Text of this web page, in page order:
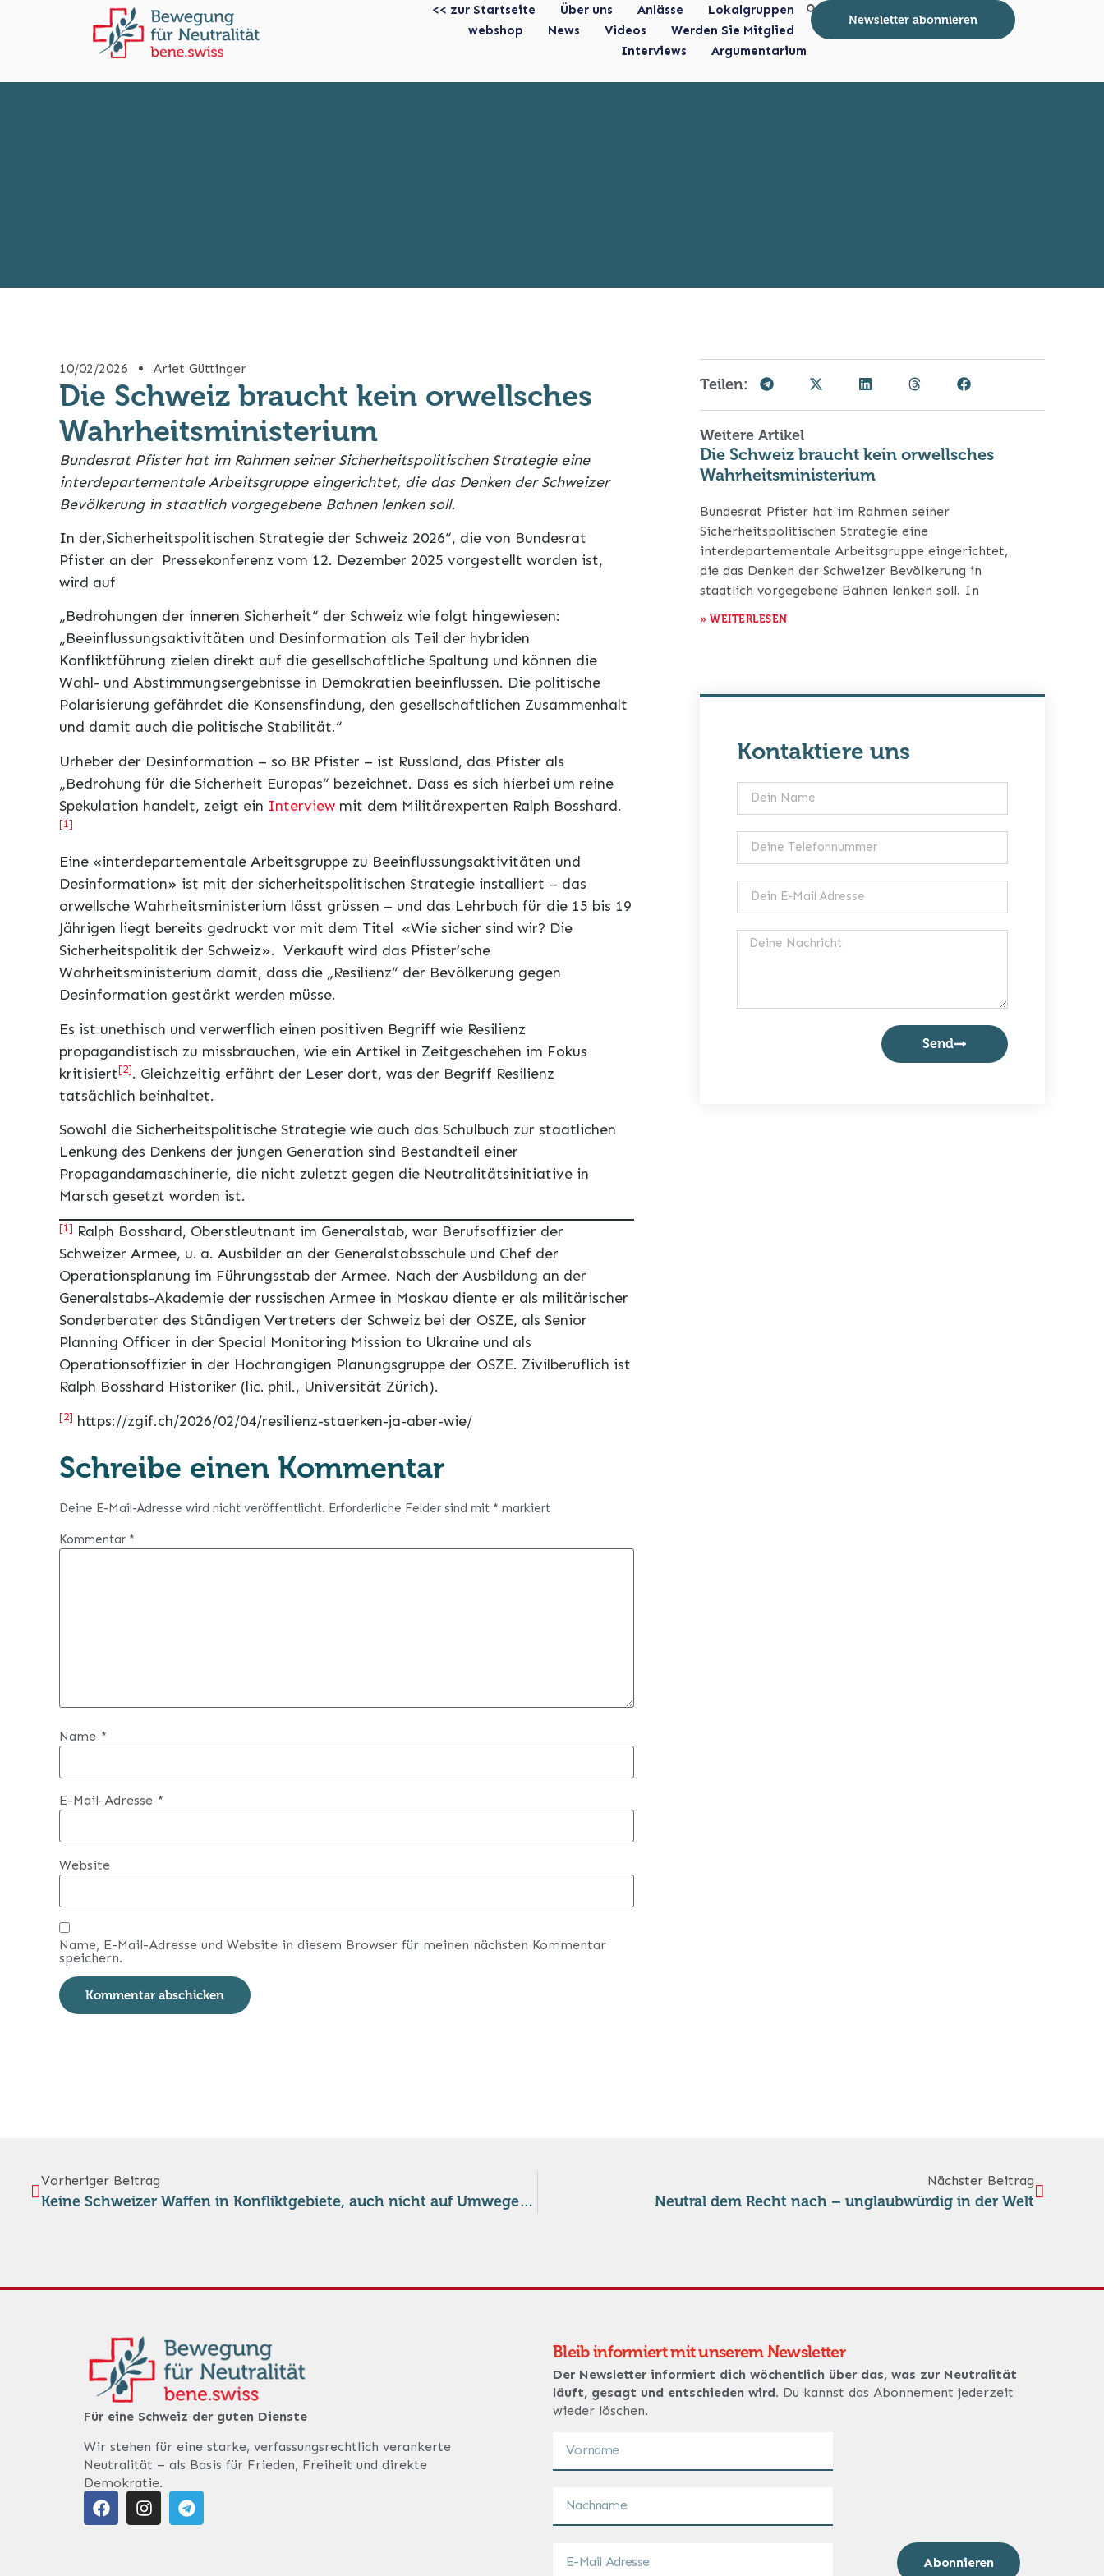
<< zur Startseite Über uns Anlässe
Lokalgruppen
webshop
News Videos
Werden Sie Mitglied
Interviews
Argumentarium
Newsletter abonnieren
10/02/2026 Ariet Güttinger
Die Schweiz braucht kein orwellsches
Wahrheitsministerium
Bundesrat Pfister hat im Rahmen seiner Sicherheitspolitischen Strategie eine
interdepartementale Arbeitsgruppe eingerichtet, die das Denken der Schweizer
Bevölkerung in staatlich vorgegebene Bahnen lenken soll.
In der‚Sicherheitspolitischen Strategie der Schweiz 2026“, die von Bundesrat
Pfister an der Pressekonferenz vom 12. Dezember 2025 vorgestellt worden ist,
wird auf
„Bedrohungen der inneren Sicherheit“ der Schweiz wie folgt hingewiesen:
„Beeinflussungsaktivitäten und Desinformation als Teil der hybriden
Konfliktführung zielen direkt auf die gesellschaftliche Spaltung und können die
Wahl- und Abstimmungsergebnisse in Demokratien beeinflussen. Die politische
Polarisierung gefährdet die Konsensfindung, den gesellschaftlichen Zusammenhalt
und damit auch die politische Stabilität.“
Urheber der Desinformation – so BR Pfister – ist Russland, das Pfister als
„Bedrohung für die Sicherheit Europas“ bezeichnet. Dass es sich hierbei um reine
Spekulation handelt, zeigt ein Interview mit dem Militärexperten Ralph Bosshard.
[1]
Eine «interde­partementale Arbeitsgruppe zu Beeinflussungsaktivitäten und
Desinformation» ist mit der sicherheitspolitischen Strategie installiert – das
orwellsche Wahrheitsministerium lässt grüssen – und das Lehrbuch für die 15 bis 19
Jährigen liegt bereits gedruckt vor mit dem Titel «Wie sicher sind wir? Die
Sicherheits­politik der Schweiz». Verkauft wird das Pfister’sche
Wahrheitsministerium damit, dass die „Resilienz“ der Bevölkerung gegen
Desinformation gestärkt werden müsse.
Es ist unethisch und verwerflich einen positiven Begriff wie Resilienz
propagandistisch zu missbrauchen, wie ein Artikel in Zeitgeschehen im Fokus
kritisiert[2]. Gleichzeitig erfährt der Leser dort, was der Begriff Resilienz
tatsächlich beinhaltet.
Sowohl die Sicherheitspolitische Strategie wie auch das Schulbuch zur staatlichen
Lenkung des Denkens der jungen Generation sind Bestandteil einer
Propagandamaschinerie, die nicht zuletzt gegen die Neutralitätsinitiative in
Marsch gesetzt worden ist.
[1] Ralph Bosshard, Oberstleutnant im Generalstab, war Berufsoffizier der
Schweizer Armee, u. a. Ausbilder an der Generalstabsschule und Chef der
Operationsplanung im Führungsstab der Armee. Nach der Ausbildung an der
Generalstabs-Akademie der russischen Armee in Moskau diente er als militärischer
Sonderberater des Ständigen Vertreters der Schweiz bei der OSZE, als Senior
Planning Officer in der Special Monitoring Mission to Ukraine und als
Operationsoffizier in der Hochrangigen Planungsgruppe der OSZE. Zivilberuflich ist
Ralph Bosshard Historiker (lic. phil., Universität Zürich).
[2] https://zgif.ch/2026/02/04/resilienz-staerken-ja-aber-wie/
Schreibe einen Kommentar
Deine E-Mail-Adresse wird nicht veröffentlicht. Erforderliche Felder sind mit * markiert
Kommentar *
Name *
E-Mail-Adresse *
Website
Name, E-Mail-Adresse und Website in diesem Browser für meinen nächsten Kommentar
speichern.
Teilen:
Weitere Artikel
Die Schweiz braucht kein orwellsches
Wahrheitsministerium
Bundesrat Pfister hat im Rahmen seiner
Sicherheitspolitischen Strategie eine
interdepartementale Arbeitsgruppe eingerichtet,
die das Denken der Schweizer Bevölkerung in
staatlich vorgegebene Bahnen lenken soll. In
» WEITERLESEN
Kontaktiere uns
Send
Vorheriger Beitrag
Keine Schweizer Waffen in Konfliktgebiete, auch nicht auf Umwegen und auch keine Bauteile
Nächster Beitrag
Neutral dem Recht nach – unglaubwürdig in der Welt
Für eine Schweiz der guten Dienste
Wir stehen für eine starke, verfassungsrechtlich verankerte
Neutralität – als Basis für Frieden, Freiheit und direkte
Demokratie.
Bleib informiert mit unserem Newsletter
Der Newsletter informiert dich wöchentlich über das, was zur Neutralität
läuft, gesagt und entschieden wird. Du kannst das Abonnement jederzeit
wieder löschen.
Abonnieren